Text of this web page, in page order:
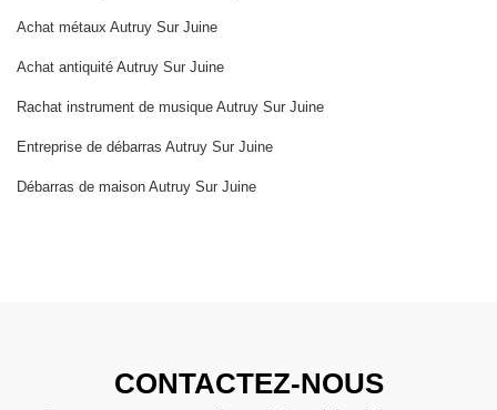
Achat métaux Autruy Sur Juine
Achat antiquité Autruy Sur Juine
Rachat instrument de musique Autruy Sur Juine
Entreprise de débarras Autruy Sur Juine
Débarras de maison Autruy Sur Juine
CONTACTEZ-NOUS